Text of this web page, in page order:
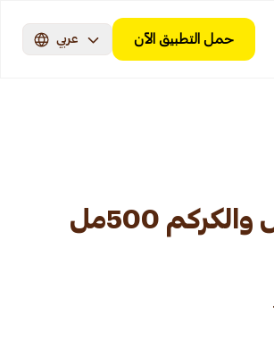
حمل التطبيق الآن عربي
500مل